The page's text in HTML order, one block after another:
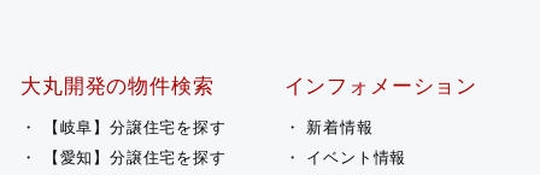
大丸開発の物件検索
【岐阜】分譲住宅を探す
【愛知】分譲住宅を探す
インフォメーション
新着情報
イベント情報